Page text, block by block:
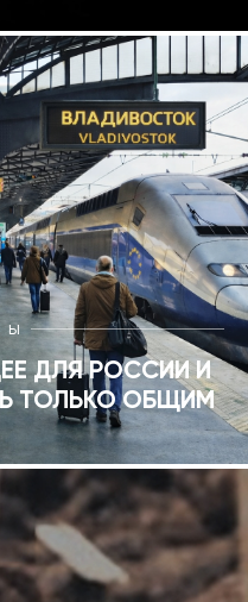
ДЛЯ РОССИИ И
ТОЛЬКО ОБЩИМ